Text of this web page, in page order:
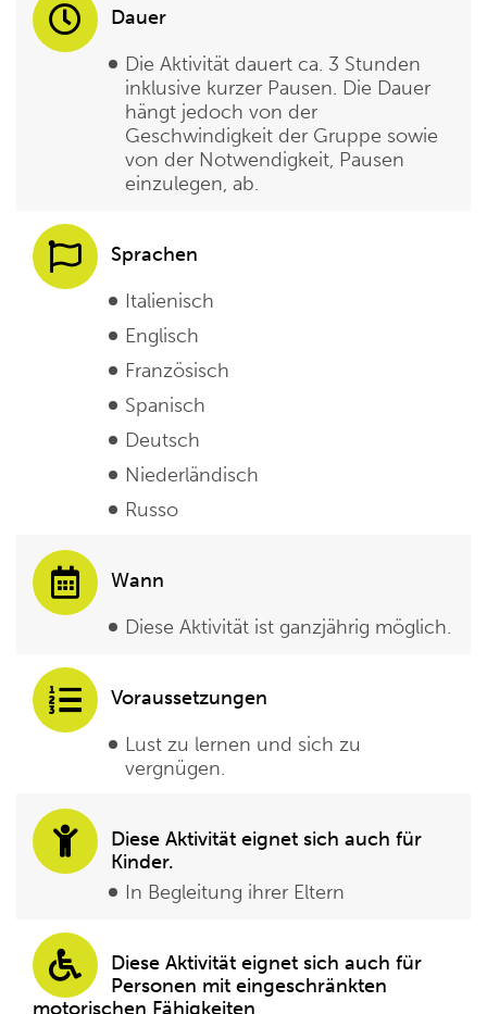
Dauer
Die Aktivität dauert ca. 3 Stunden
inklusive kurzer Pausen. Die Dauer
hängt jedoch von der
Geschwindigkeit der Gruppe sowie
von der Notwendigkeit, Pausen
einzulegen, ab.
Sprachen
Italienisch
Englisch
Französisch
Spanisch
Deutsch
Niederländisch
Russo
Wann
Diese Aktivität ist ganzjährig möglich.
Voraussetzungen
Lust zu lernen und sich zu
vergnügen.
Diese Aktivität eignet sich auch für
Kinder.
In Begleitung ihrer Eltern
Diese Aktivität eignet sich auch für
Personen mit eingeschränkten
motorischen Fähigkeiten